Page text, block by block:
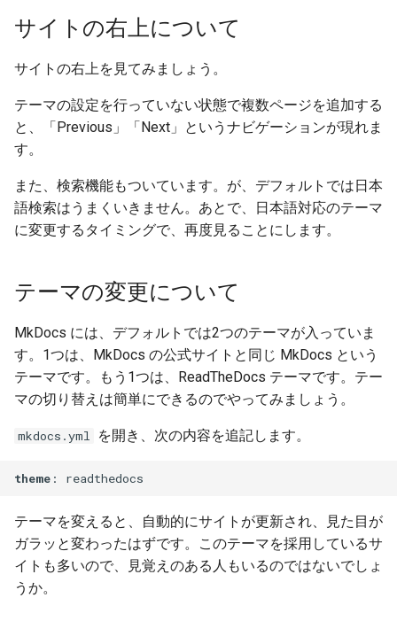
サイトの右上について
サイトの右上を見てみましょう。
テーマの設定を行っていない状態で複数ページを追加する
と、「Previous」「Next」というナビゲーションが現れま
す。
また、検索機能もついています。が、デフォルトでは日本
語検索はうまくいきません。あとで、日本語対応のテーマ
に変更するタイミングで、再度見ることにします。
テーマの変更について
MkDocs には、デフォルトでは2つのテーマが入っていま
す。1つは、MkDocs の公式サイトと同じ MkDocs という
テーマです。もう1つは、ReadTheDocs テーマです。テー
マの切り替えは簡単にできるのでやってみましょう。
mkdocs.yml を開き、次の内容を追記します。
theme
テーマを変えると、自動的にサイトが更新され、見た目が
ガラッと変わったはずです。このテーマを採用しているサ
イトも多いので、見覚えのある人もいるのではないでしょ
うか。